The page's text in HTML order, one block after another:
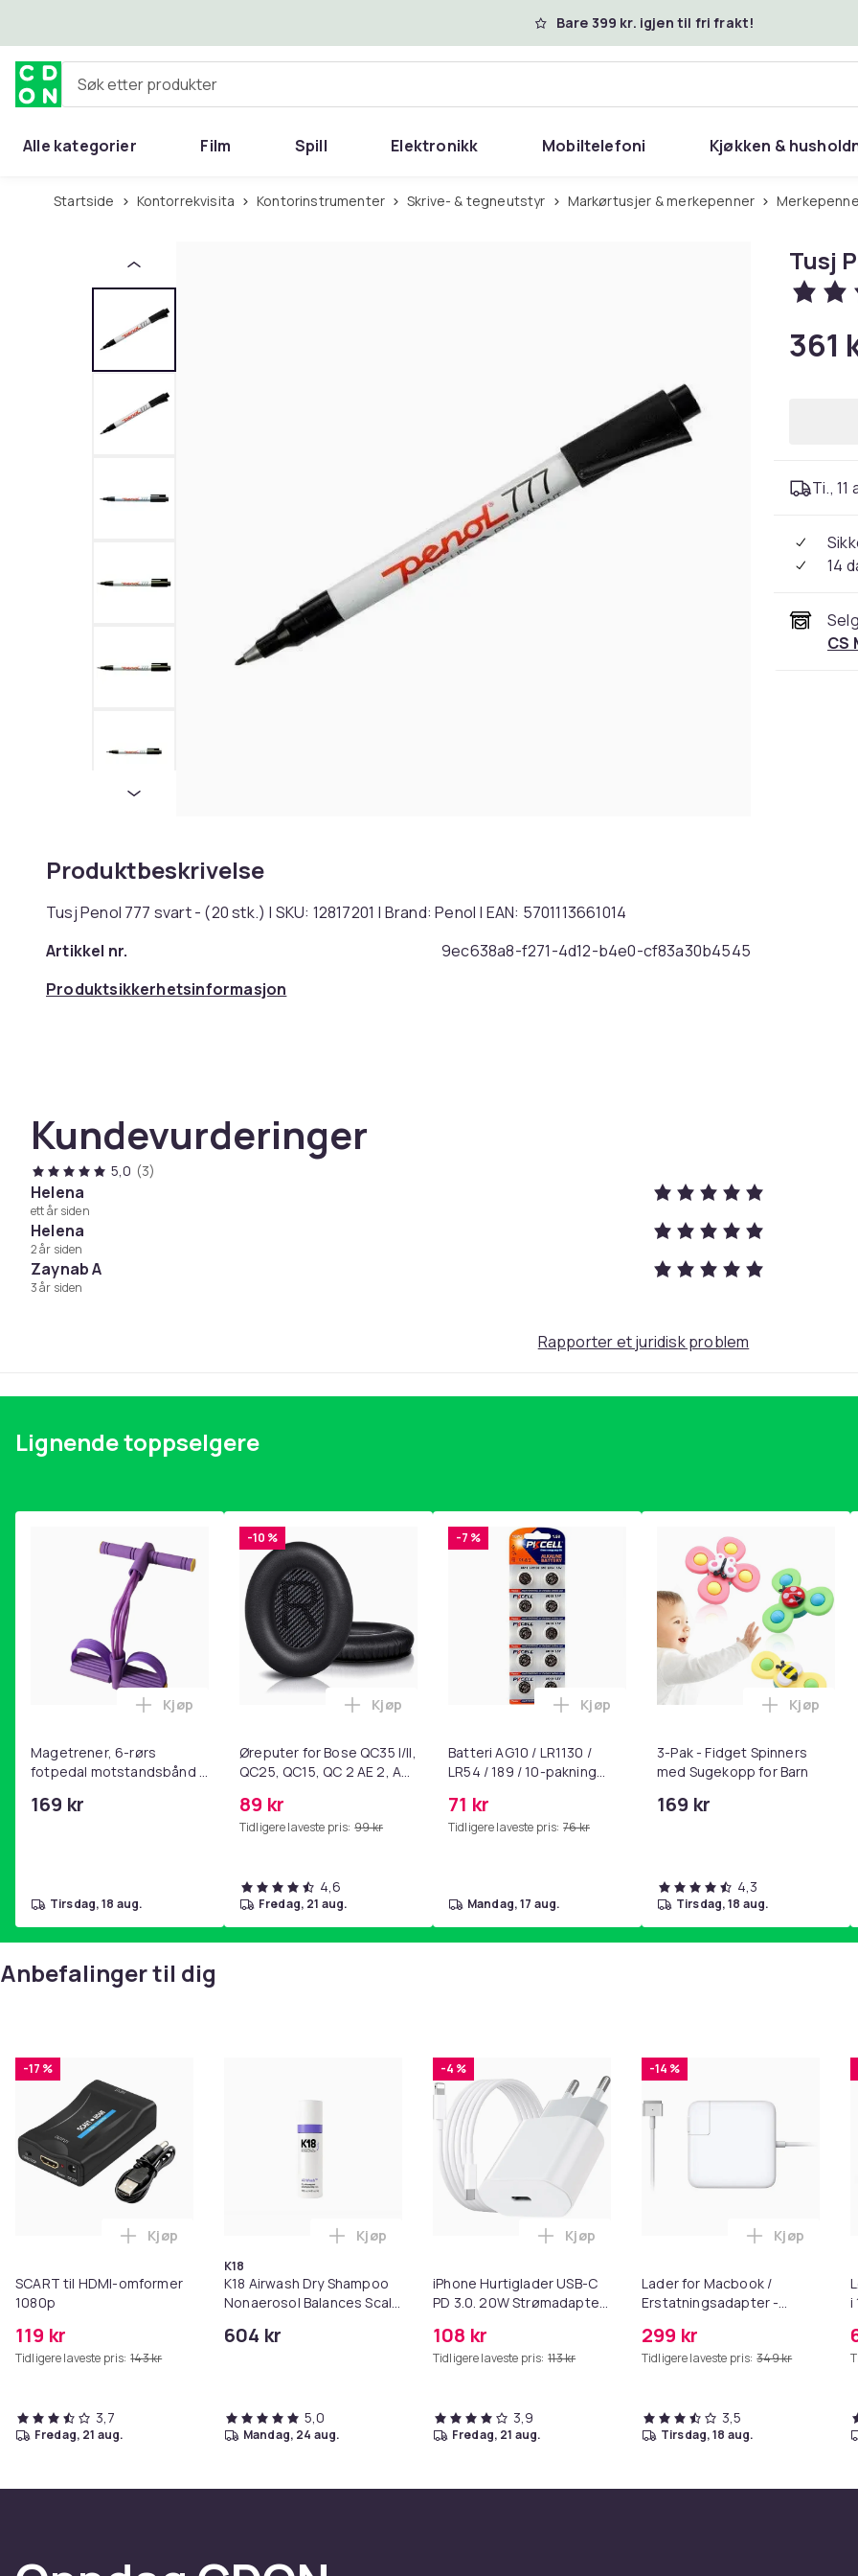
Bare 399 kr. igjen til fri frakt!
Søk etter produkter
Alle kategorier Film Spill Elektronikk Mobiltelefoni Kjøkken &
Startside Kontorrekvisita Kontorinstrumenter Skrive- & tegneutstyr Markørtusjer & merkepenner
Produktbeskrivelse
Tusj Penol 777 svart - (20 stk.) | SKU: 12817201 | Brand: Penol | EAN: 5701113661014
Artikkel nr.
9ec638a8-f271-4d12-b4e0-cf83a30b4545
Produktsikkerhetsinformasjon
Kundevurderinger
5,0 (3)
Helena
ett år siden
Helena
2 år siden
Zaynab A
3 år siden
Tusj
361
Ti., 11
14
CS
Rapporter et juridisk problem
Lignende toppselgere
Magetrener, 6-rørs
fotpedal motstandsbånd -
yoga og
169 kr
Legg Magetrener, 6-rørs fotpedal motstandsbånd - mage- og kjernetrening, yoga og
Kjøp
tirsdag, 18 aug.
-10 %
Øreputer for Bose QC35 I/II,
QC25, QC15, QC 2 AE 2, AE
SoundLink Black
89 kr
Tidligere laveste pris: 99 kr
Legg Øreputer for Bose QC35 I/II, QC25, QC15, QC 2 AE 2, AE 2i, AE 2w,
Kjøp
4,6
fredag, 21 aug.
-7 %
Batteri AG10 / LR1130 /
LR54 / 189 / 10-pakning
71 kr
Tidligere laveste pris: 76 kr
Legg Batteri AG10 / LR1130 / LR54 / 189
Kjøp
mandag, 17 aug.
3-Pak - Fidget Spinners
med Sugekopp for Barn
169 kr
Legg 3-
Kjøp
4,3
tirsdag, 18 aug.
Anbefalinger til dig
-17 %
SCART til HDMI-omformer
1080p
119 kr
Tidligere laveste pris: 143 kr
Legg SCART til HDMI-omformer 1080p i handlekurven
Kjøp
3,7
fredag, 21 aug.
K18
K18 Airwash Dry Shampoo
Nonaerosol Balances Scalp
604 kr
Legg K18 Airwash Dry Shampoo Nonaerosol Balances Scalp & Controls
Kjøp
5,0
mandag, 24 aug.
-4 %
iPhone Hurtiglader USB-C
PD 3.0. 20W Strømadapter
108 kr
Tidligere laveste pris: 113 kr
Legg iPhone Hurtiglader USB-C PD 3.0.
Kjøp
3,9
fredag, 21 aug.
-14 %
Lader for Macbook /
Erstatningsadapter -
299 kr
Tidligere laveste pris: 349 kr
Legg Lader
Kjøp
3,5
tirsdag, 18 aug.
i